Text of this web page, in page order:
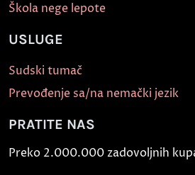
Škola nege lepote
USLUGE
Sudski tumač
Prevođenje sa/na nemački jezik
PRATITE NAS
Preko 2.000.000 zadovoljnih